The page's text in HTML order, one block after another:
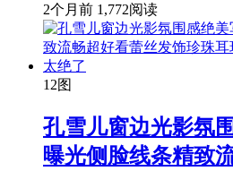
2个月前 1,772阅读
12图
孔雪儿窗边光影氛
曝光侧脸线条精致